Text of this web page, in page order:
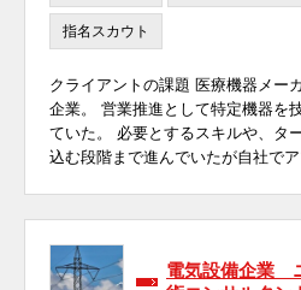
指名スカウト
クライアントの課題 医療機器メー
企業。 営業推進として特定機器を
ていた。 必要とするスキルや、タ
込む段階まで進んでいたが自社で
電気設備企業